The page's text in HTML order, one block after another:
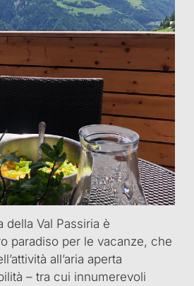
della Val Passiria è
paradiso per le vacanze, che
all’aria aperta
– tra cui innumerevoli